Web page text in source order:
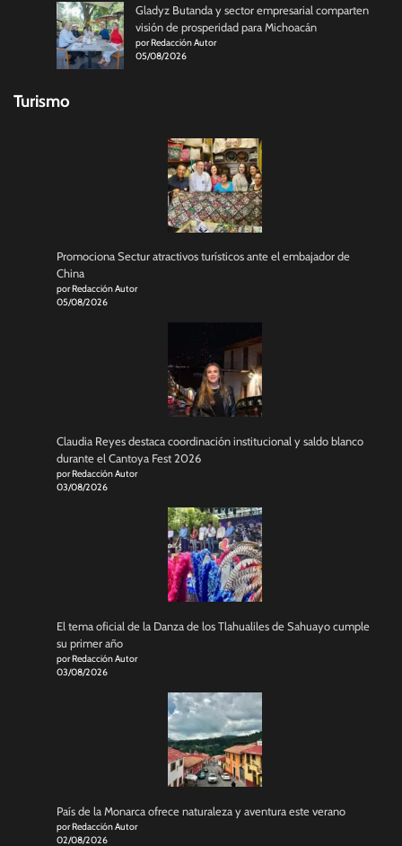
Gladyz Butanda y sector empresarial comparten
visión de prosperidad para Michoacán
por Redacción Autor
05/08/2026
Turismo
Promociona Sectur atractivos turísticos ante el embajador de
China
por Redacción Autor
05/08/2026
Claudia Reyes destaca coordinación institucional y saldo blanco
durante el Cantoya Fest 2026
por Redacción Autor
03/08/2026
El tema oficial de la Danza de los Tlahualiles de Sahuayo cumple
su primer año
por Redacción Autor
03/08/2026
País de la Monarca ofrece naturaleza y aventura este verano
por Redacción Autor
02/08/2026